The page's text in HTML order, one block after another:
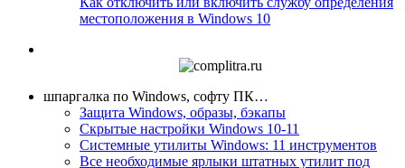
местоположения в Windows 10
шпаргалка по Windows, софту ПК…
Защита Windows, образы, бэкапы
Скрытые настройки Windows 10-11
Системные утилиты Windows: 11 инструментов
Все необходимые ярлыки штатных утилит под